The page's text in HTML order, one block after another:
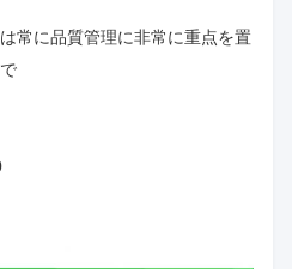
常に品質管理に非常に重点を置